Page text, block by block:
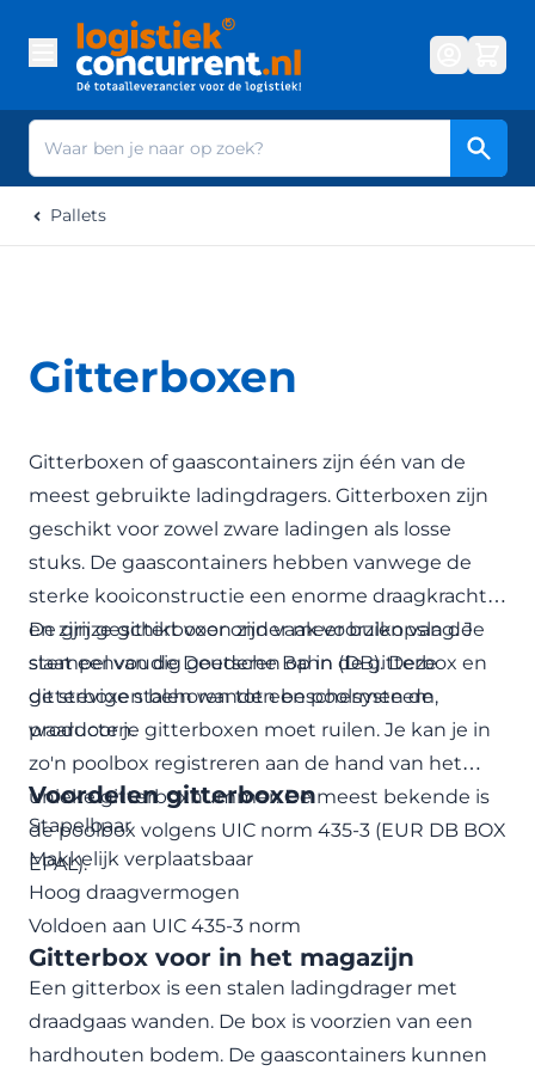
Zoek
Pallets
Gitterboxen
Gitterboxen of gaascontainers zijn één van de
meest gebruikte ladingdragers. Gitterboxen zijn
geschikt voor zowel zware ladingen als losse
stuks. De gaascontainers hebben vanwege de
sterke kooiconstructie een enorme draagkracht
en zijn geschikt voor onder meer bulkopslag. Je
slaat eenvoudig goederen op in de gitterbox en
de stevige stalen wanden beschermen de
producten.
De grijze gitterboxen zijn vaak voorzien van de
stempel van de Deutsche Bahn (DB). Deze
gitterboxen behoren tot een poolsysteem,
waardoor je gitterboxen moet ruilen. Je kan je in
zo'n poolbox registreren aan de hand van het
unieke gitterboxnummer. De meest bekende is
de poolbox volgens UIC norm 435-3 (EUR DB BOX
EPAL).
Voordelen gitterboxen
Stapelbaar
Makkelijk verplaatsbaar
Hoog draagvermogen
Voldoen aan UIC 435-3 norm
Gitterbox voor in het magazijn
Een gitterbox is een stalen ladingdrager met
draadgaas wanden. De box is voorzien van een
hardhouten bodem. De gaascontainers kunnen